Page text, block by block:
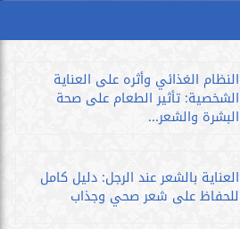
النظام الغذائي وأثره على العناية
الشخصية: تأثير الطعام على صحة
البشرة والشعر...
العناية بالشعر عند الرجل: دليل كامل
للحفاظ على شعر صحي وجذاب